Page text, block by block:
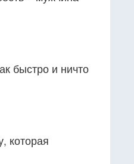
быстро и ничто
которая